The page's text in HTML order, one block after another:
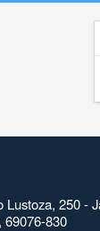
Lustoza, 250 -
69076-830